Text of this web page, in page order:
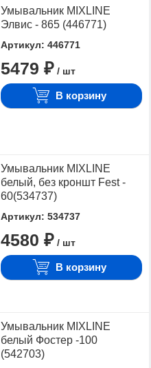
Умывальник MIXLINE
Элвис - 865 (446771)
Артикул: 446771
5479 ₽ / шт
В корзину
Умывальник MIXLINE
белый, без кроншт Fest -
60(534737)
Артикул: 534737
4580 ₽ / шт
В корзину
Умывальник MIXLINE
белый Фостер -100
(542703)